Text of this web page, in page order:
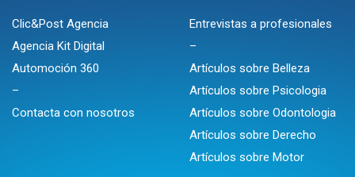
Clic&Post Agencia
Agencia Kit Digital
Automoción 360
–
Contacta con nosotros
Entrevistas a profesionales
–
Artículos sobre Belleza
Artículos sobre Psicologia
Artículos sobre Odontologia
Artículos sobre Derecho
Artículos sobre Motor